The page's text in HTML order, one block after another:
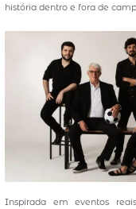
história dentro e fora de
Inspirada em eventos